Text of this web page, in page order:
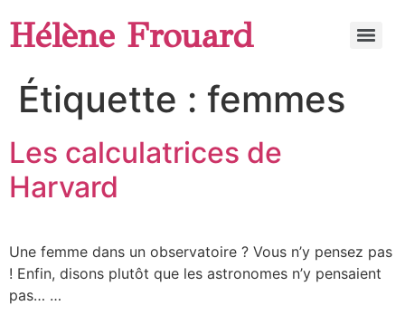
Hélène Frouard
Étiquette : femmes
Les calculatrices de
Harvard
Une femme dans un observatoire ? Vous n’y pensez pas
! Enfin, disons plutôt que les astronomes n’y pensaient
pas… …